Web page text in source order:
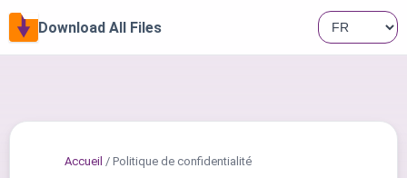
Download All Files
Accueil / Politique de confidentialité